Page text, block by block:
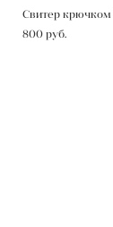
Свитер крючком
800 pуб.